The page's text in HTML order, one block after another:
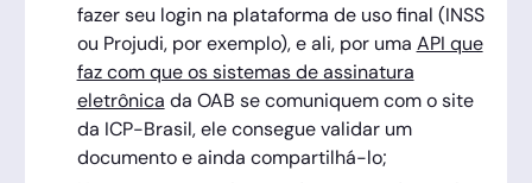
fazer seu login na plataforma de uso final (INSS
ou Projudi, por exemplo), e ali, por uma API que
faz com que os sistemas de assinatura
eletrônica da OAB se comuniquem com o site
da ICP-Brasil, ele consegue validar um
documento e ainda compartilhá-lo;